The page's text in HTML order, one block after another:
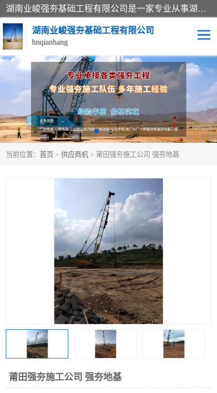
湖南业峻强夯基础工程有限公司是一家专业从事湖南强夯基础工程、强夯机租赁，地基处理的施工单位。业务覆盖：湖南、广东，江西等地。可承接1000KN.m-25000KN.m强夯（置换）工程。公司创始人是国内较早期从事强夯施工的建设者，经过多年的一步一个脚印的发展，在行业内具有较高的度和良好的口碑。
湖南业峻强夯基础工程有限公司
hnqianhang
当前位置： 首页 > 供应商机 > 莆田强夯施工公司 强夯地基
莆田强夯施工公司 强夯地基
强夯施工案例 强夯机租赁
强夯施工工程 强夯施工队伍
强夯队伍